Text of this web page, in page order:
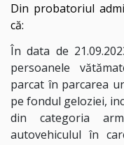
Din probatoriul
că:
În data de
persoanele
parcat în parcarea
pe fondul geloziei,
din categoria
autovehiculul în